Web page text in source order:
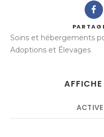
Soins et hébergements
Adoptions et Élevages
AFFICHE